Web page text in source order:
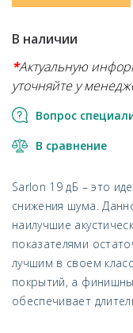
В наличии
*Актуальную
уточняйте у
Вопрос
В сравнение
Sarlon 19 дБ – это
снижения шума.
наилучшие
показателями
лучшим в своем
покрытий, а
обеспечивает